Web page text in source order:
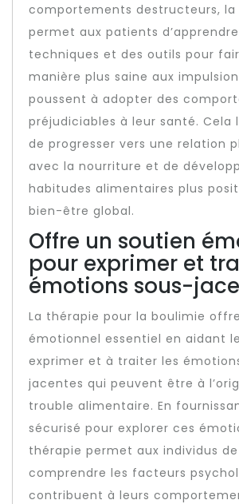
comportements destructeurs, la
permet aux patients
techniques et des outils pour
manière plus saine aux
poussent à adopter des
préjudiciables à leur santé. Cela
de progresser vers une relation
avec la nourriture et de
habitudes alimentaires plus
bien-être global.
Offre un soutien
pour exprimer et
émotions sous-
La thérapie pour la boulimie
émotionnel essentiel en aidant
exprimer et à traiter les
jacentes qui peuvent être à
trouble alimentaire. En
sécurisé pour explorer ces
thérapie permet aux individus
comprendre les facteurs
contribuent à leurs